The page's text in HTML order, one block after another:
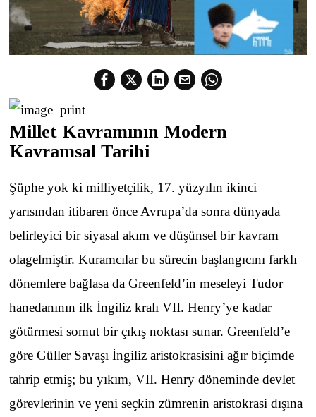
Millet Kavramının Modern
Kavramsal Tarihi
Şüphe yok ki milliyetçilik, 17. yüzyılın ikinci
yarısından itibaren önce Avrupa’da sonra dünyada
belirleyici bir siyasal akım ve düşünsel bir kavram
olagelmiştir. Kuramcılar bu sürecin başlangıcını farklı
dönemlere bağlasa da Greenfeld’in meseleyi Tudor
hanedanının ilk İngiliz kralı VII. Henry’ye kadar
götürmesi somut bir çıkış noktası sunar. Greenfeld’e
göre Güller Savaşı İngiliz aristokrasisini ağır biçimde
tahrip etmiş; bu yıkım, VII. Henry döneminde devlet
görevlerinin ve yeni seçkin zümrenin aristokrasi dışına